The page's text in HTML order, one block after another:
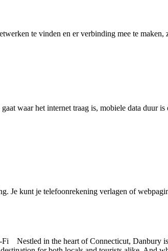
te vinden en er verbinding mee te
waar het internet traag is, mobiele data
Je kunt je telefoonrekening verlagen of
Nestled in the heart of Connecticut, Danbury